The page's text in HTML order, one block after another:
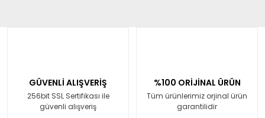
GÜVENLİ ALIŞVERİŞ
256bit SSL Sertifikası ile
güvenli alışveriş
%100 ORİJİNAL ÜRÜN
Tüm ürünlerimiz orjinal ürün
garantilidir